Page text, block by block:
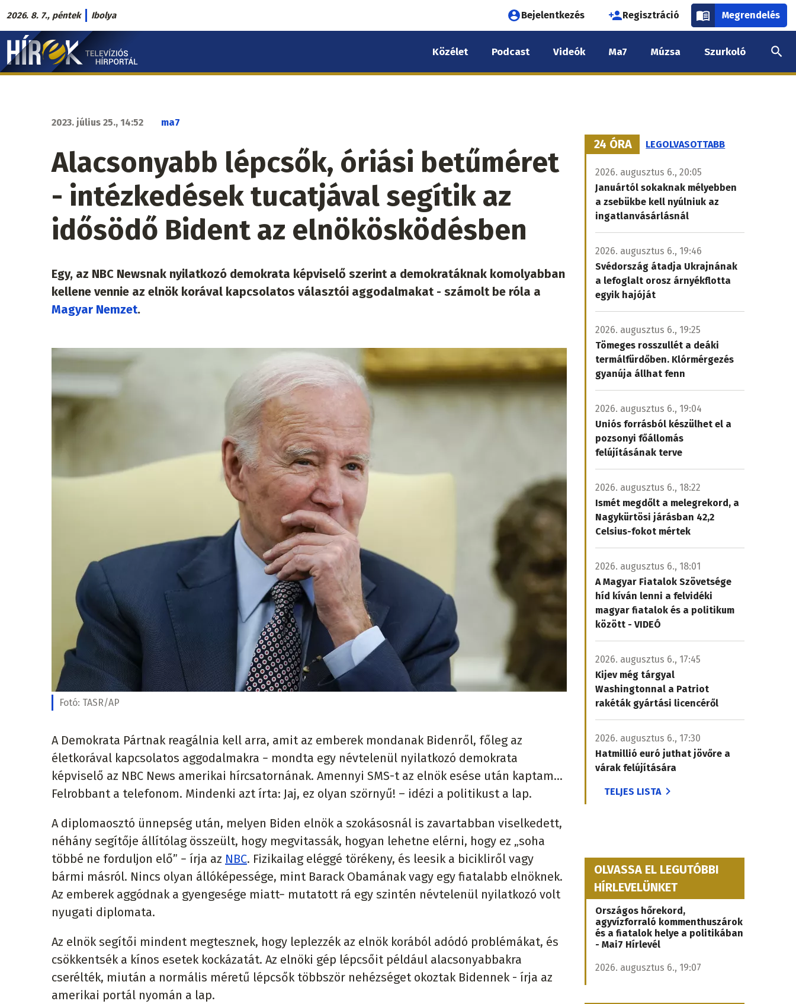
Ugrás
a
tartalomra
2026. 8. 7., péntek Ibolya
Felhasználói
fiók
menüje
Bejelentkezés Regisztráció Megrendelés
Hírek.sk
fő
Közélet Podcast Videók Ma7 Múzsa Szurkoló
2023. július 25., 14:52 ma7
Alacsonyabb lépcsők, óriási betűméret
- intézkedések tucatjával segítik az
idősödő Bident az elnökösködésben
Egy, az NBC Newsnak nyilatkozó demokrata képviselő szerint a demokratáknak komolyabban
kellene vennie az elnök korával kapcsolatos választói aggodalmakat - számolt be róla a
Magyar Nemzet.
Fotó: TASR/AP
A Demokrata Pártnak reagálnia kell arra, amit az emberek mondanak Bidenről, főleg az
életkorával kapcsolatos aggodalmakra − mondta egy névtelenül nyilatkozó demokrata
képviselő az NBC News amerikai hírcsatornának. Amennyi SMS-t az elnök esése után kaptam…
Felrobbant a telefonom. Mindenki azt írta: Jaj, ez olyan szörnyű! – idézi a politikust a lap.
A diplomaosztó ünnepség után, melyen Biden elnök a szokásosnál is zavartabban viselkedett,
néhány segítője állítólag összeült, hogy megvitassák, hogyan lehetne elérni, hogy ez „soha
többé ne forduljon elő” − írja az NBC. Fizikailag eléggé törékeny, és leesik a bicikliről vagy
bármi másról. Nincs olyan állóképessége, mint Barack Obamának vagy egy fiatalabb elnöknek.
Az emberek aggódnak a gyengesége miatt− mutatott rá egy szintén névtelenül nyilatkozó volt
nyugati diplomata.
Az elnök segítői mindent megtesznek, hogy leplezzék az elnök korából adódó problémákat, és
csökkentsék a kínos esetek kockázatát. Az elnöki gép lépcsőit például alacsonyabbakra
cserélték, miután a normális méretű lépcsők többször nehézséget okoztak Bidennek - írja az
amerikai portál nyomán a lap.
24 ÓRA LEGOLVASOTTABB
2026. augusztus 6., 20:05
Januártól sokaknak mélyebben
a zsebükbe kell nyúlniuk az
ingatlanvásárlásnál
2026. augusztus 6., 19:46
Svédország átadja Ukrajnának
a lefoglalt orosz árnyékflotta
egyik hajóját
2026. augusztus 6., 19:25
Tömeges rosszullét a deáki
termálfürdőben. Klórmérgezés
gyanúja állhat fenn
2026. augusztus 6., 19:04
Uniós forrásból készülhet el a
pozsonyi főállomás
felújításának terve
2026. augusztus 6., 18:22
Ismét megdőlt a melegrekord, a
Nagykürtösi járásban 42,2
Celsius-fokot mértek
2026. augusztus 6., 18:01
A Magyar Fiatalok Szövetsége
híd kíván lenni a felvidéki
magyar fiatalok és a politikum
között - VIDEÓ
2026. augusztus 6., 17:45
Kijev még tárgyal
Washingtonnal a Patriot
rakéták gyártási licencéről
2026. augusztus 6., 17:30
Hatmillió euró juthat jövőre a
várak felújítására
TELJES LISTA
OLVASSA EL LEGUTÓBBI
HÍRLEVELÜNKET
Országos hőrekord,
agyvízforraló kommenthuszárok
és a fiatalok helye a politikában
- Mai7 Hírlevél
2026. augusztus 6., 19:07